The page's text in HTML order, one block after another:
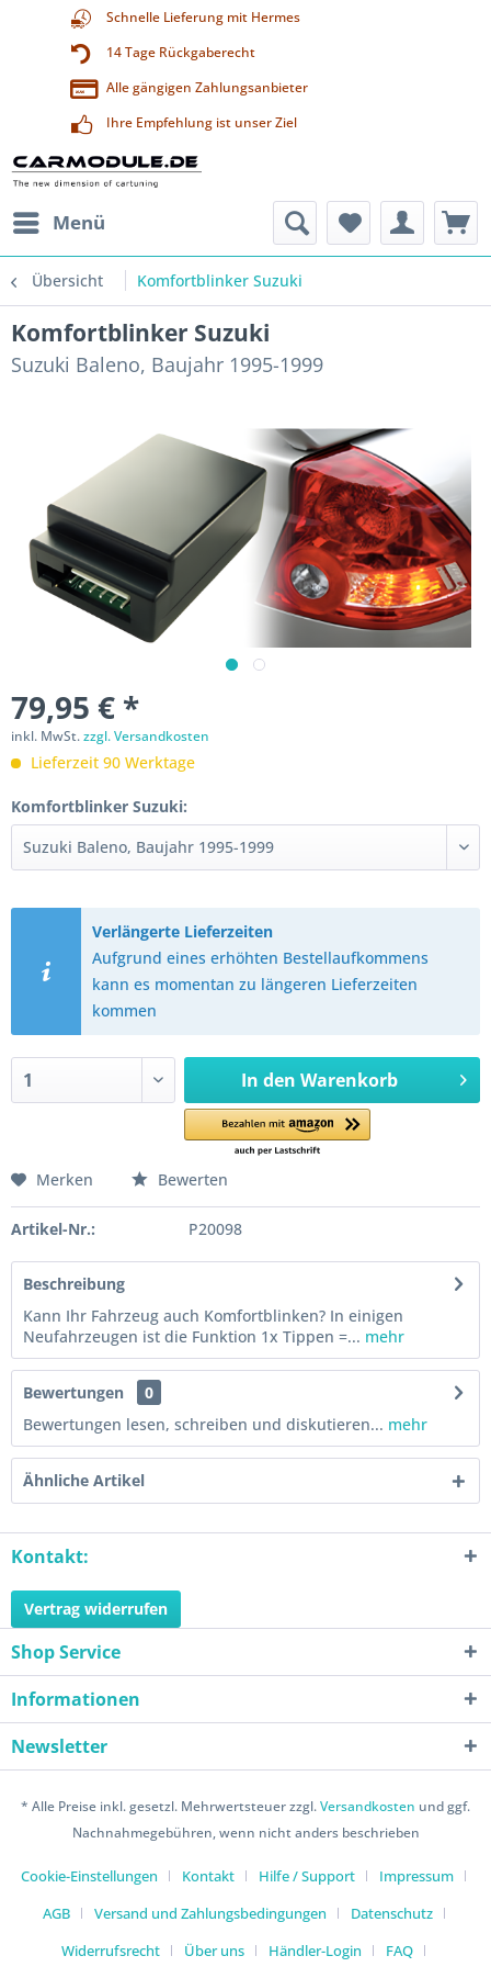
Schnelle Lieferung mit Hermes
14 Tage Rückgaberecht
Alle gängigen Zahlungsanbieter
Ihre Empfehlung ist unser Ziel
Menü
Übersicht Komfortblinker Suzuki
Komfortblinker Suzuki
Suzuki Baleno, Baujahr 1995-1999
79,95 € *
inkl. MwSt.zzgl. Versandkosten
Lieferzeit 90 Werktage
Komfortblinker Suzuki:
Verlängerte Lieferzeiten
Aufgrund eines erhöhten Bestellaufkommens
kann es momentan zu längeren Lieferzeiten
kommen
In den Warenkorb
Merken Bewerten
Artikel-Nr.: P20098
Beschreibung
Kann Ihr Fahrzeug auch Komfortblinken? In einigen
Neufahrzeugen ist die Funktion 1x Tippen =... mehr
Bewertungen
0
Bewertungen lesen, schreiben und diskutieren... mehr
Ähnliche Artikel
Kontakt:
Vertrag widerrufen
Shop Service
Informationen
Newsletter
* Alle Preise inkl. gesetzl. Mehrwertsteuer zzgl.Versandkosten und ggf.
Nachnahmegebühren, wenn nicht anders beschrieben
Cookie-Einstellungen Kontakt Hilfe / Support
Impressum
AGB
Versand und Zahlungsbedingungen
Datenschutz
Widerrufsrecht
Über uns Händler-Login FAQ